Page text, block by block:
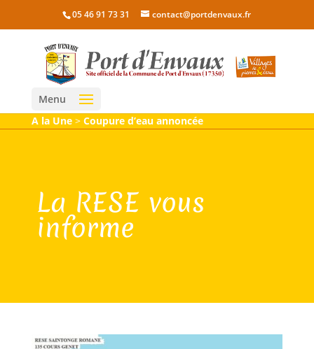
05 46 91 73 31 contact@portdenvaux.fr
Menu
A la Une> Coupure d’eau annoncée
La RESE vous
informe